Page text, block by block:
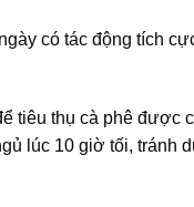
có tác động tích
tiêu thụ cà phê được
lúc 10 giờ tối, tránh